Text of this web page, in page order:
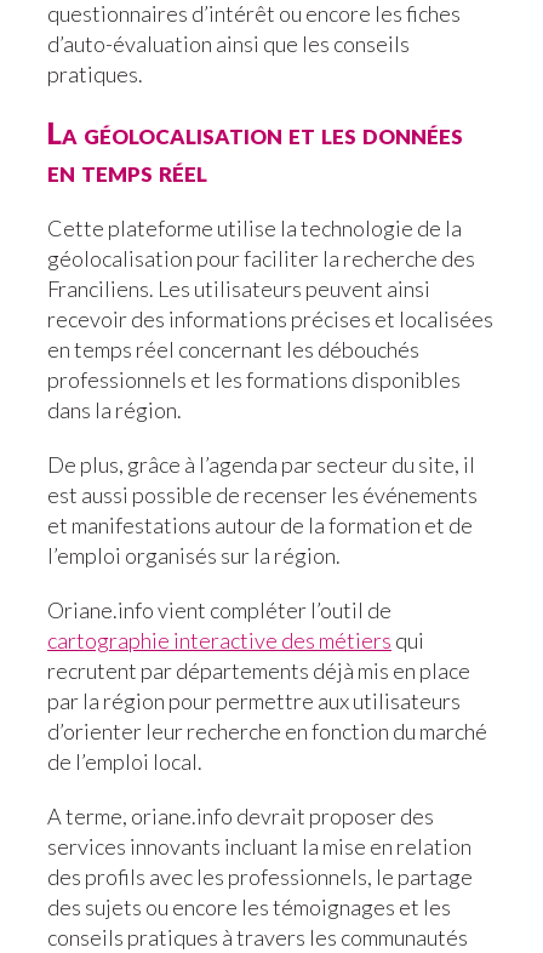
questionnaires d’intérêt ou encore les fiches
d’auto-évaluation ainsi que les conseils
pratiques.
La géolocalisation et les données
en temps réel
Cette plateforme utilise la technologie de la
géolocalisation pour faciliter la recherche des
Franciliens. Les utilisateurs peuvent ainsi
recevoir des informations précises et localisées
en temps réel concernant les débouchés
professionnels et les formations disponibles
dans la région.
De plus, grâce à l’agenda par secteur du site, il
est aussi possible de recenser les événements
et manifestations autour de la formation et de
l’emploi organisés sur la région.
Oriane.info vient compléter l’outil de
cartographie interactive des métiers qui
recrutent par départements déjà mis en place
par la région pour permettre aux utilisateurs
d’orienter leur recherche en fonction du marché
de l’emploi local.
A terme, oriane.info devrait proposer des
services innovants incluant la mise en relation
des profils avec les professionnels, le partage
des sujets ou encore les témoignages et les
conseils pratiques à travers les communautés